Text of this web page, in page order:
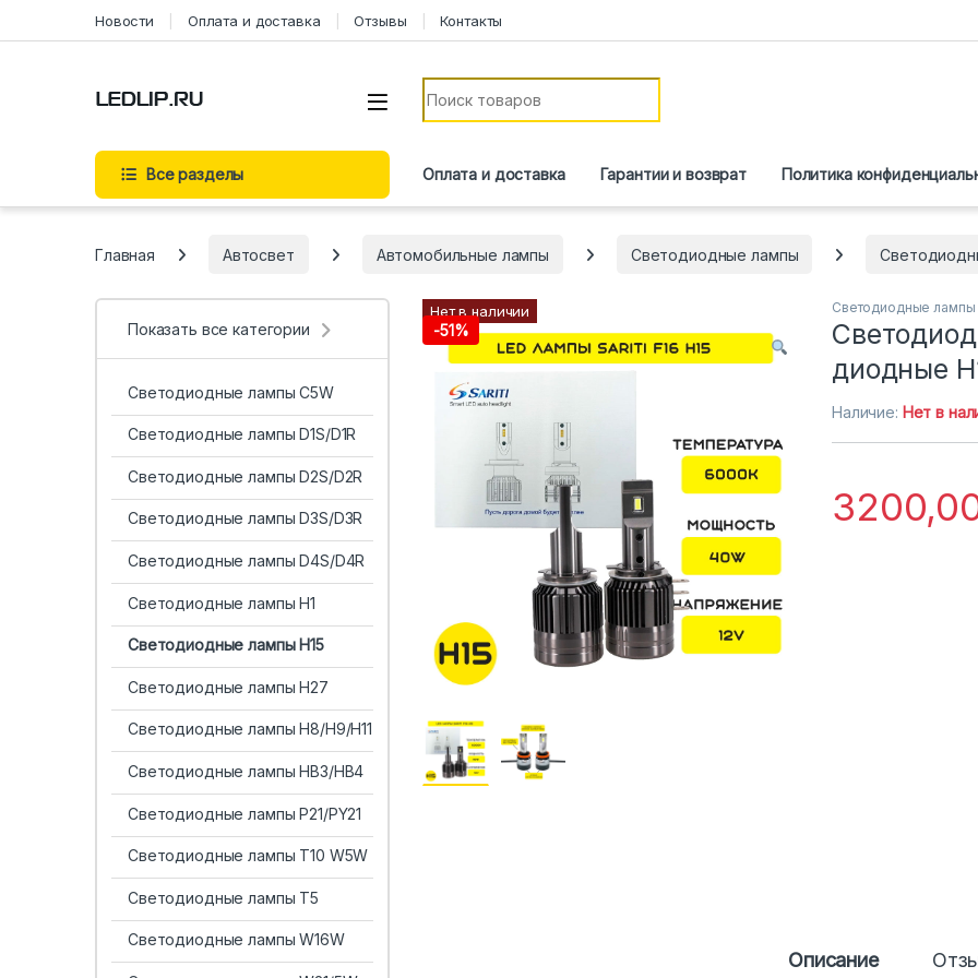
Перейти к содержимому
Новости Оплата и доставка Отзывы Контакты
Искать:
Все разделы Оплата и доставка Гарантии и возврат Политика
Главная Автосвет Автомобильные лампы Светодиодные лампы
-51%
Нет в наличии Светодиодные лампы
диодные
Наличие: Нет в
Описание
Показать все категории
Светодиодные лампы C5W
Светодиодные лампы D1S/D1R
Светодиодные лампы D2S/D2R
Светодиодные лампы D3S/D3R
Светодиодные лампы D4S/D4R
Светодиодные лампы H1
Светодиодные лампы H15
Светодиодные лампы H27
Светодиодные лампы H8/H9/H11
Светодиодные лампы HB3/HB4
Светодиодные лампы P21/PY21
Светодиодные лампы T10 W5W
Светодиодные лампы T5
Светодиодные лампы W16W